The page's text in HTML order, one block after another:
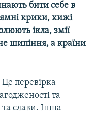
бити себе в
крики, хижі
ікла, змії
шипіння, а країни
перевірка
та
та слави. Інша